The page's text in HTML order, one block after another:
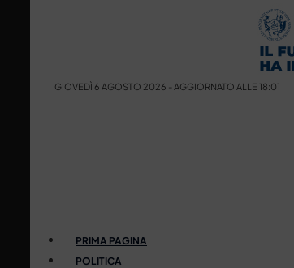
GIOVEDÌ 6 AGOSTO 2026 - AGGIORNATO ALLE 18:01
PRIMA PAGINA
POLITICA